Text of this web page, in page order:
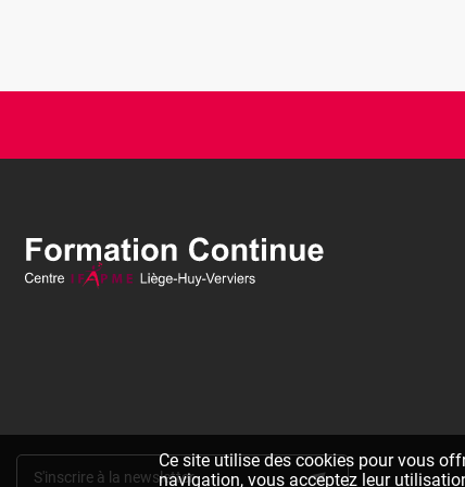
Ce site utilise des cookies pour vous
navigation, vous acceptez leur
S'inscrire à la newsletter